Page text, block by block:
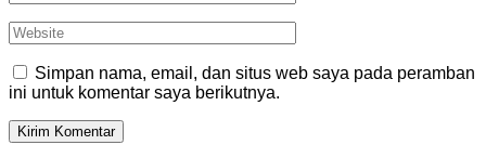
Simpan nama, email, dan situs web saya pada peramban
ini untuk komentar saya berikutnya.